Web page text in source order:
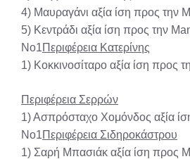
4) Μαυραγάνι αξία ίση προς την
5) Κεντράδι αξία ίση προς την
No1Περιφέρεια Κατερίνης
1) Κοκκινοσίταρο αξία ίση προς
Περιφέρεια Σερρών
1) Ασπρόσταχο Χομόνδος αξία
No1Περιφέρεια Σιδηροκάστρου
1) Σαρή Μπασιάκ αξία ίση προς